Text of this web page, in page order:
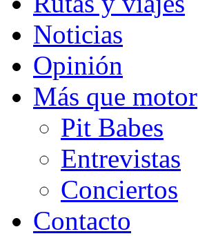
Noticias
Opinión
Más que motor
Pit Babes
Entrevistas
Conciertos
Contacto